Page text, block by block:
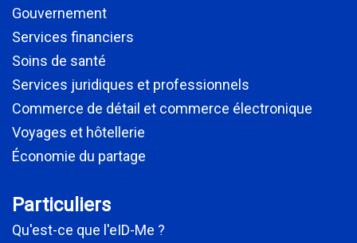
Gouvernement
Services financiers
Soins de santé
Services juridiques et professionnels
Commerce de détail et commerce électronique
Voyages et hôtellerie
Économie du partage
Particuliers
Qu'est-ce que l'eID-Me ?